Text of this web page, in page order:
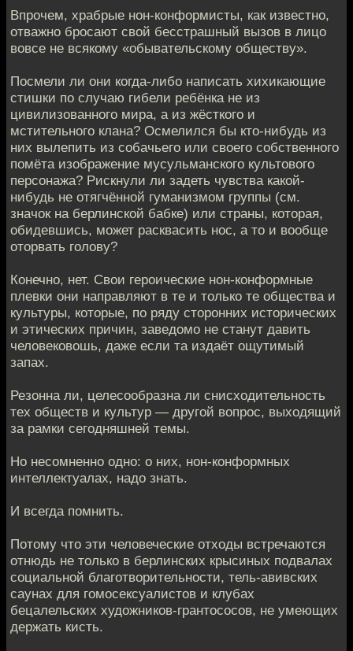
Впрочем, храбрые нон-конформисты, как известно,
отважно бросают свой бесстрашный вызов в лицо
вовсе не всякому «обывательскому обществу».
Посмели ли они когда-либо написать хихикающие
стишки по случаю гибели ребёнка не из
цивилизованного мира, а из жёсткого и
мстительного клана? Осмелился бы кто-нибудь из
них вылепить из собачьего или своего собственного
помёта изображение мусульманского культового
персонажа? Рискнули ли задеть чувства какой-
нибудь не отягчённой гуманизмом группы (см.
значок на берлинской бабке) или страны, которая,
обидевшись, может расквасить нос, а то и вообще
оторвать голову?
Конечно, нет. Свои героические нон-конформные
плевки они направляют в те и только те общества и
культуры, которые, по ряду сторонних исторических
и этических причин, заведомо не станут давить
человековошь, даже если та издаёт ощутимый
запах.
Резонна ли, целесообразна ли снисходительность
тех обществ и культур — другой вопрос, выходящий
за рамки сегодняшней темы.
Но несомненно одно: о них, нон-конформных
интеллектуалах, надо знать.
И всегда помнить.
Потому что эти человеческие отходы встречаются
отнюдь не только в берлинских крысиных подвалах
социальной благотворительности, тель-авивских
саунах для гомосексуалистов и клубах
бецалельских художников-грантососов, не умеющих
держать кисть.